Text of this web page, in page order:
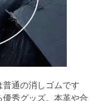
通の消しゴムです
秀グッズ。本革や合